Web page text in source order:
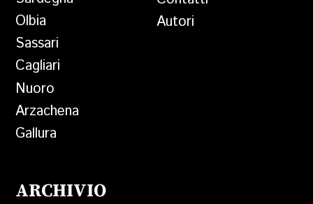
Olbia
Sassari
Cagliari
Nuoro
Arzachena
Gallura
Autori
ARCHIVIO